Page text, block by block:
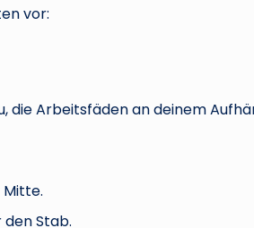
vor:
die Arbeitsfäden an deinem
Mitte.
den Stab.